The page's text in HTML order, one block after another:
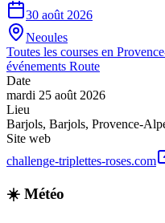
30 août 2026
Neoules
Toutes les courses en
événements Route
Date
mardi 25 août 2026
Lieu
Barjols, Barjols, Provence-
Site web
challenge-triplettes-roses.com
☀️ Météo